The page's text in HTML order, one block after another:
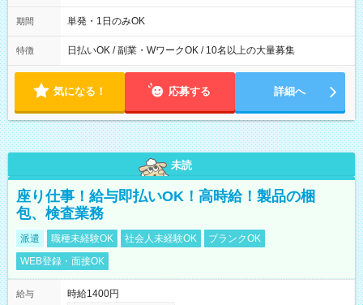
00～20：00
期間 単発・1日のみOK
特徴 日払いOK / 副業・WワークOK / 10名以上の大量募集
気になる！ 応募する 詳細へ
未読
座り仕事！給与即払いOK！高時給！製品の梱
包、検査業務
派遣 職種未経験OK 社会人未経験OK
ブランクOK
WEB登録・面接OK
給与
時給1400円